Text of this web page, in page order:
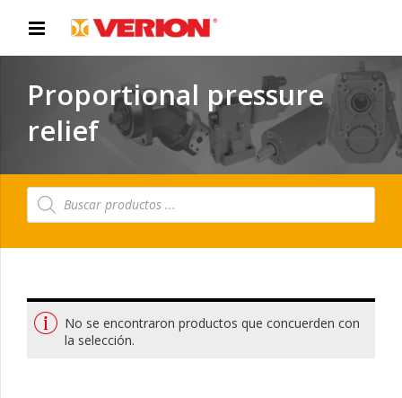
Proportional pressure
relief
Búsqueda
de
No se encontraron productos que concuerden con
la selección.